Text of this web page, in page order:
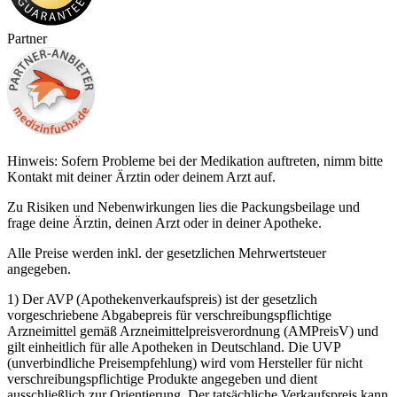
Partner
Hinweis: Sofern Probleme bei der Medikation auftreten, nimm bitte
Kontakt mit deiner Ärztin oder deinem Arzt auf.
Zu Risiken und Nebenwirkungen lies die Packungsbeilage und
frage deine Ärztin, deinen Arzt oder in deiner Apotheke.
Alle Preise werden inkl. der gesetzlichen Mehrwertsteuer
angegeben.
1) Der AVP (Apothekenverkaufspreis) ist der gesetzlich
vorgeschriebene Abgabepreis für verschreibungspflichtige
Arzneimittel gemäß Arzneimittelpreisverordnung (AMPreisV) und
gilt einheitlich für alle Apotheken in Deutschland. Die UVP
(unverbindliche Preisempfehlung) wird vom Hersteller für nicht
verschreibungspflichtige Produkte angegeben und dient